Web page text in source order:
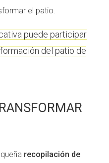
el patio.
puede participar
del patio de
recopilación de